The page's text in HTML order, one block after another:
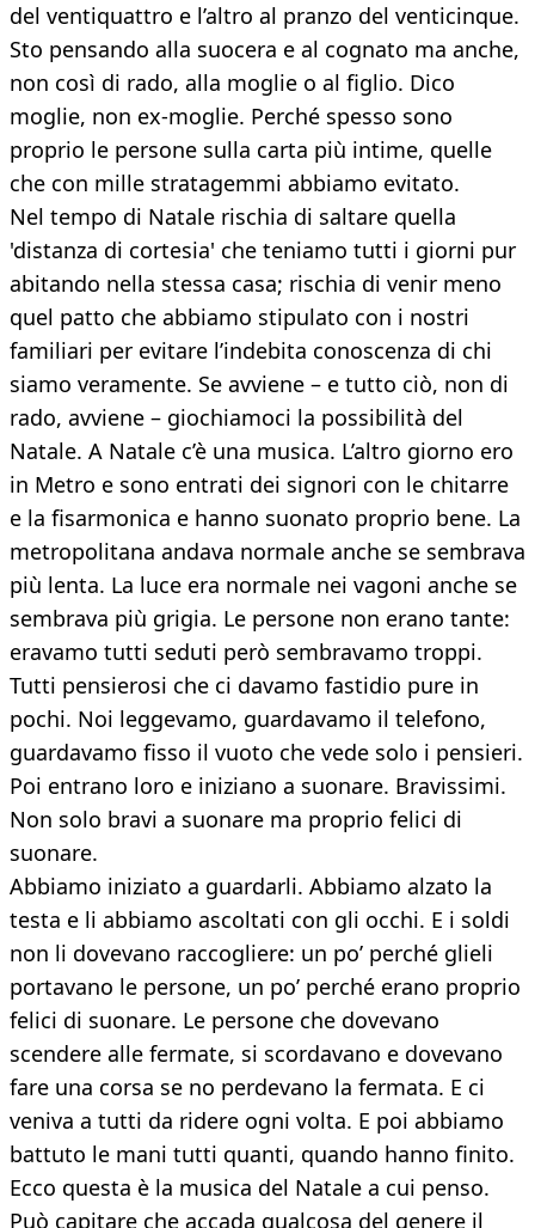
del ventiquattro e l’altro al pranzo del venticinque.
Sto pensando alla suocera e al cognato ma anche,
non così di rado, alla moglie o al figlio. Dico
moglie, non ex-moglie. Perché spesso sono
proprio le persone sulla carta più intime, quelle
che con mille stratagemmi abbiamo evitato.
Nel tempo di Natale rischia di saltare quella
'distanza di cortesia' che teniamo tutti i giorni pur
abitando nella stessa casa; rischia di venir meno
quel patto che abbiamo stipulato con i nostri
familiari per evitare l’indebita conoscenza di chi
siamo veramente. Se avviene – e tutto ciò, non di
rado, avviene – giochiamoci la possibilità del
Natale. A Natale c’è una musica. L’altro giorno ero
in Metro e sono entrati dei signori con le chitarre
e la fisarmonica e hanno suonato proprio bene. La
metropolitana andava normale anche se sembrava
più lenta. La luce era normale nei vagoni anche se
sembrava più grigia. Le persone non erano tante:
eravamo tutti seduti però sembravamo troppi.
Tutti pensierosi che ci davamo fastidio pure in
pochi. Noi leggevamo, guardavamo il telefono,
guardavamo fisso il vuoto che vede solo i pensieri.
Poi entrano loro e iniziano a suonare. Bravissimi.
Non solo bravi a suonare ma proprio felici di
suonare.
Abbiamo iniziato a guardarli. Abbiamo alzato la
testa e li abbiamo ascoltati con gli occhi. E i soldi
non li dovevano raccogliere: un po’ perché glieli
portavano le persone, un po’ perché erano proprio
felici di suonare. Le persone che dovevano
scendere alle fermate, si scordavano e dovevano
fare una corsa se no perdevano la fermata. E ci
veniva a tutti da ridere ogni volta. E poi abbiamo
battuto le mani tutti quanti, quando hanno finito.
Ecco questa è la musica del Natale a cui penso.
Può capitare che accada qualcosa del genere il